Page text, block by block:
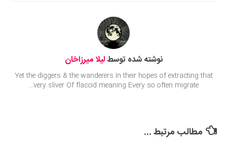
نوشته شده توسطلیلا میرزاخان
Yet the diggers & the wanderers In their hopes of extracting that
very sliver Of flaccid meaning Every so often migrate...
مطالب مرتبط ...